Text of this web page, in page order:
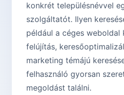
konkrét településnévvel
szolgáltatót. Ilyen
például a céges weboldal
felújítás,
marketing témájú
felhasználó gyorsan
megoldást találni.